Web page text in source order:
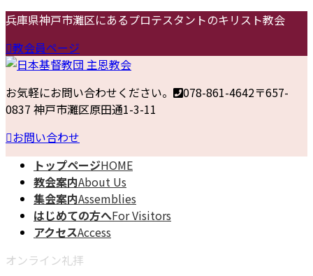
コ
テ
ン
ツ
へ
ス
キ
ッ
ナ
ゲ
ー
シ
ョ
ン
に
移
兵庫県神戸市灘区にあるプロテスタントのキリスト教会
教会員ページ
お気軽にお問い合わせください。 078-861-4642〒657-
0837 神戸市灘区原田通1-3-11
お問い合わせ
トップページHOME
教会案内About Us
集会案内Assemblies
はじめての方へFor Visitors
アクセスAccess
オンライン礼拝